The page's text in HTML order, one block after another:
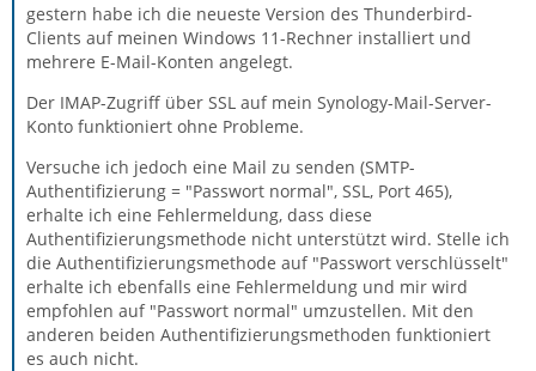
gestern habe ich die neueste Version des Thunderbird-
Clients auf meinen Windows 11-Rechner installiert und
mehrere E-Mail-Konten angelegt.
Der IMAP-Zugriff über SSL auf mein Synology-Mail-Server-
Konto funktioniert ohne Probleme.
Versuche ich jedoch eine Mail zu senden (SMTP-
Authentifizierung = "Passwort normal", SSL, Port 465),
erhalte ich eine Fehlermeldung, dass diese
Authentifizierungsmethode nicht unterstützt wird. Stelle ich
die Authentifizierungsmethode auf "Passwort verschlüsselt"
erhalte ich ebenfalls eine Fehlermeldung und mir wird
empfohlen auf "Passwort normal" umzustellen. Mit den
anderen beiden Authentifizierungsmethoden funktioniert
es auch nicht.